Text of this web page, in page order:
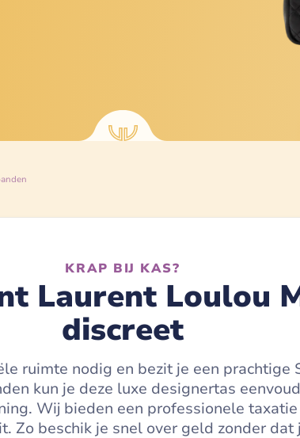
KRAP BIJ KAS?
Laurent Loulou
discreet
ruimte nodig en bezit je een prachtige
kun je deze luxe designertas
Wij bieden een professionele
Zo beschik je snel over geld zonder